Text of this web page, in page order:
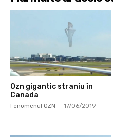
Ozn gigantic straniu în
Canada
Fenomenul OZN 17/06/2019